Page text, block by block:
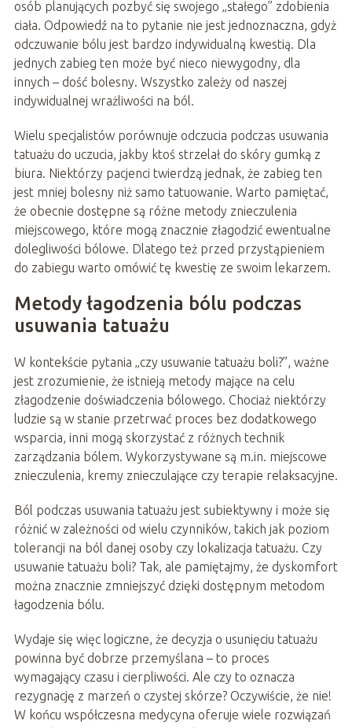
osób planujących pozbyć się swojego „stałego” zdobienia
ciała. Odpowiedź na to pytanie nie jest jednoznaczna, gdyż
odczuwanie bólu jest bardzo indywidualną kwestią. Dla
jednych zabieg ten może być nieco niewygodny, dla
innych – dość bolesny. Wszystko zależy od naszej
indywidualnej wrażliwości na ból.
Wielu specjalistów porównuje odczucia podczas usuwania
tatuażu do uczucia, jakby ktoś strzelał do skóry gumką z
biura. Niektórzy pacjenci twierdzą jednak, że zabieg ten
jest mniej bolesny niż samo tatuowanie. Warto pamiętać,
że obecnie dostępne są różne metody znieczulenia
miejscowego, które mogą znacznie złagodzić ewentualne
dolegliwości bólowe. Dlatego też przed przystąpieniem
do zabiegu warto omówić tę kwestię ze swoim lekarzem.
Metody łagodzenia bólu podczas
usuwania tatuażu
W kontekście pytania „czy usuwanie tatuażu boli?”, ważne
jest zrozumienie, że istnieją metody mające na celu
złagodzenie doświadczenia bólowego. Chociaż niektórzy
ludzie są w stanie przetrwać proces bez dodatkowego
wsparcia, inni mogą skorzystać z różnych technik
zarządzania bólem. Wykorzystywane są m.in. miejscowe
znieczulenia, kremy znieczulające czy terapie relaksacyjne.
Ból podczas usuwania tatuażu jest subiektywny i może się
różnić w zależności od wielu czynników, takich jak poziom
tolerancji na ból danej osoby czy lokalizacja tatuażu. Czy
usuwanie tatuażu boli? Tak, ale pamiętajmy, że dyskomfort
można znacznie zmniejszyć dzięki dostępnym metodom
łagodzenia bólu.
Wydaje się więc logiczne, że decyzja o usunięciu tatuażu
powinna być dobrze przemyślana – to proces
wymagający czasu i cierpliwości. Ale czy to oznacza
rezygnację z marzeń o czystej skórze? Oczywiście, że nie!
W końcu współczesna medycyna oferuje wiele rozwiązań